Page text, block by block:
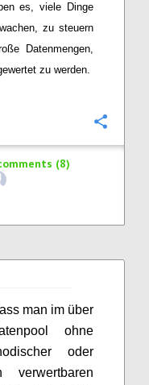
es, viele Dinge
zu steuern
Datenmengen,
zu werden.
(8)
man im über
ohne
oder
verwertbaren